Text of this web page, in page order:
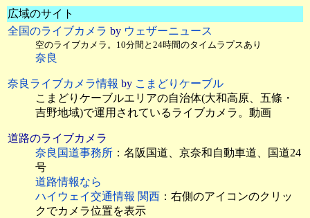
広域のサイト
全国のライブカメラ by ウェザーニュース
空のライブカメラ。10分間と24時間のタイムラプスあり
奈良
奈良ライブカメラ情報 by こまどりケーブル
こまどりケーブルエリアの自治体(大和高原、五條・
吉野地域)で運用されているライブカメラ。動画
道路のライブカメラ
奈良国道事務所 ：名阪国道、京奈和自動車道、国道24
号
道路情報なら
ハイウェイ交通情報 関西 ：右側のアイコンのクリッ
クでカメラ位置を表示